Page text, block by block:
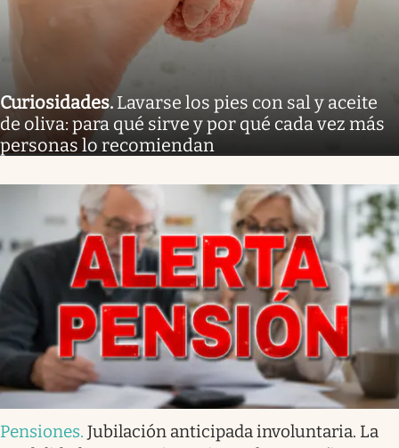
Curiosidades. Lavarse los pies con sal y aceite
de oliva: para qué sirve y por qué cada vez más
personas lo recomiendan
Pensiones. Jubilación anticipada involuntaria. La